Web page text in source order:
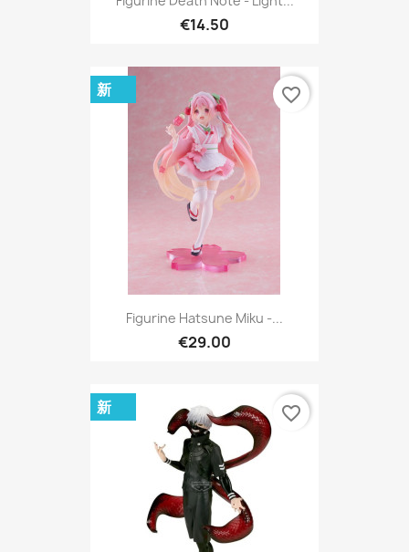
€14.50
Figurine Hatsune Miku -...
€29.00
新 favorite_border
新 favorite_border